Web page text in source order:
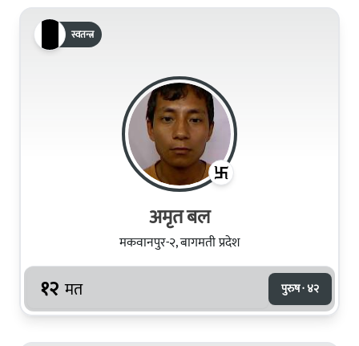
स्वतन्त्र
अमृत बल
मकवानपुर-२, बागमती प्रदेश
१२ मत पुरुष · ४२